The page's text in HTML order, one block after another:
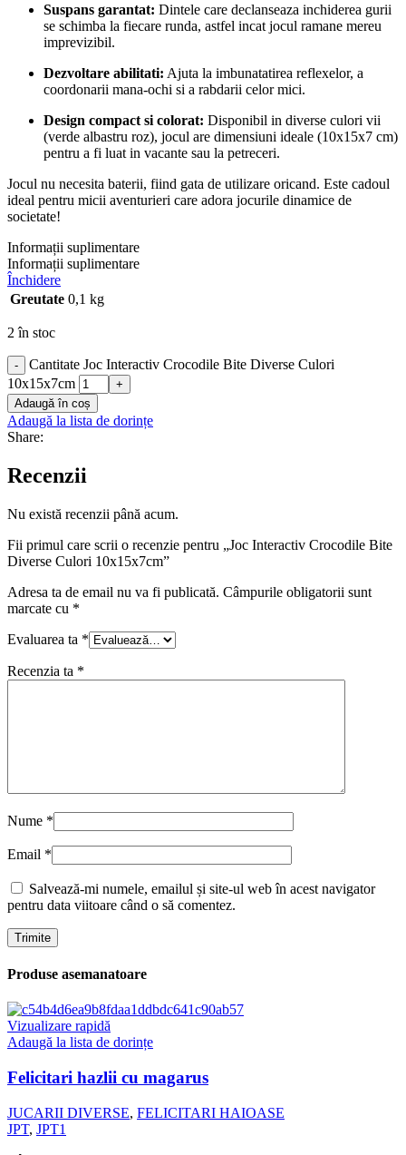
Suspans garantat: Dintele care declanseaza inchiderea gurii
se schimba la fiecare runda, astfel incat jocul ramane mereu
imprevizibil.
Dezvoltare abilitati: Ajuta la imbunatatirea reflexelor, a
coordonarii mana-ochi si a rabdarii celor mici.
Design compact si colorat: Disponibil in diverse culori vii
(verde albastru roz), jocul are dimensiuni ideale (10x15x7 cm)
pentru a fi luat in vacante sau la petreceri.
Jocul nu necesita baterii, fiind gata de utilizare oricand. Este cadoul
ideal pentru micii aventurieri care adora jocurile dinamice de
societate!
Informații suplimentare
Informații suplimentare
Închidere
Greutate 0,1 kg
2 în stoc
-
Cantitate Joc Interactiv Crocodile Bite Diverse Culori
10x15x7cm
+
Adaugă în coș
Adaugă la lista de dorințe
Share:
Recenzii
Nu există recenzii până acum.
Fii primul care scrii o recenzie pentru „Joc Interactiv Crocodile Bite
Diverse Culori 10x15x7cm”
Adresa ta de email nu va fi publicată. Câmpurile obligatorii sunt
marcate cu *
Evaluarea ta *
Recenzia ta *
Nume *
Email *
Salvează-mi numele, emailul și site-ul web în acest navigator
pentru data viitoare când o să comentez.
Produse asemanatoare
Vizualizare rapidă
Adaugă la lista de dorințe
Felicitari hazlii cu magarus
JUCARII DIVERSE, FELICITARI HAIOASE
JPT, JPT1